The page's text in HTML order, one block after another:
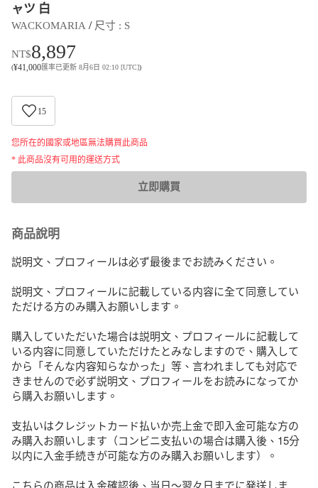
ャツ 白
WACKOMARIA / 尺寸 : S
NT$8,897
(¥41,000匯率已更新 8月6日 02:10 [UTC])
15
您所在的國家或地區無法購買此商品
* 此商品沒有可用的運送方式
立即購買
商品說明
説明文、プロフィールは必ず最後までお読みください。
説明文、プロフィールに記載している内容に全て同意してい
ただける方のみ購入お願いします。
購入していただいた場合は説明文、プロフィールに記載して
いる内容に同意していただけたとみなしますので、購入して
から「そんな内容知らなかった」等、言われましても対応で
きませんので必ず説明文、プロフィールをお読みになってか
ら購入お願いします。
支払いはクレジットカード払いか売上金で即入金可能な方の
み購入お願いします（コンビニ支払いの場合は購入後、15分
以内に入金手続きが可能な方のみ購入お願いします）。
こちらの商品は入金確認後、当日〜翌々日までに発送しま